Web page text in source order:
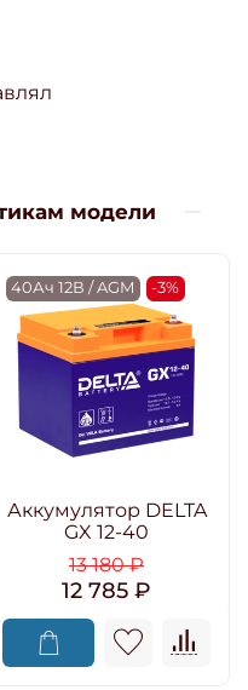
модели
40Ач 12В / AGM -3%
Аккумулятор DELTA
GX 12-40
13 180 ₽
12 785 ₽